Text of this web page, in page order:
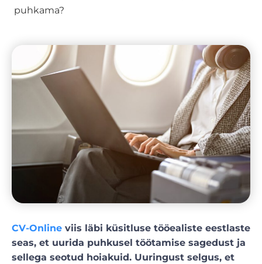
puhkama?
CV-Online viis läbi küsitluse tööealiste eestlaste
seas, et uurida puhkusel töötamise sagedust ja
sellega seotud hoiakuid. Uuringust selgus, et